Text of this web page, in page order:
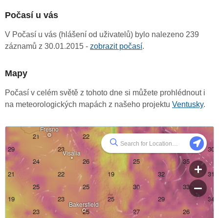
Počasí u vás
V Počasí u vás (hlášení od uživatelů) bylo nalezeno 239
záznamů z 30.01.2015 - zobrazit počasí.
Mapy
Počasí v celém světě z tohoto dne si můžete prohlédnout i
na meteorologických mapách z našeho projektu Ventusky.